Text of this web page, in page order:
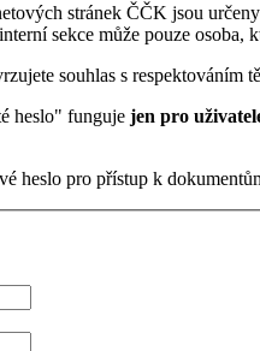
stránek ČČK jsou
sekce může pouze
souhlas s respektováním
heslo" funguje jen pro
heslo pro přístup k